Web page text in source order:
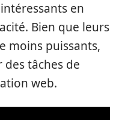
en
Bien que leurs
moins puissants,
tâches de
web.